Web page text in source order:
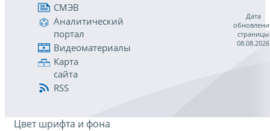
СМЭВ
Аналитический
портал
Видеоматериалы
Карта
сайта
RSS
Дата
страницы
08.08.2026
Цвет шрифта и фона